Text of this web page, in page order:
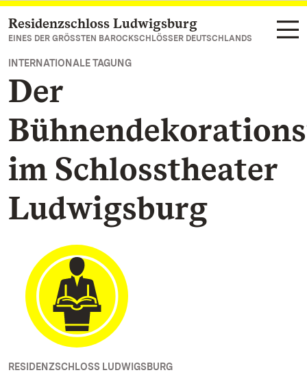
Zum Hauptinhalt springen
Residenzschloss Ludwigsburg
EINES DER GRÖSSTEN BAROCKSCHLÖSSER DEUTSCHLANDS
INTERNATIONALE TAGUNG
Der
im Schlosstheater
Ludwigsburg
RESIDENZSCHLOSS LUDWIGSBURG